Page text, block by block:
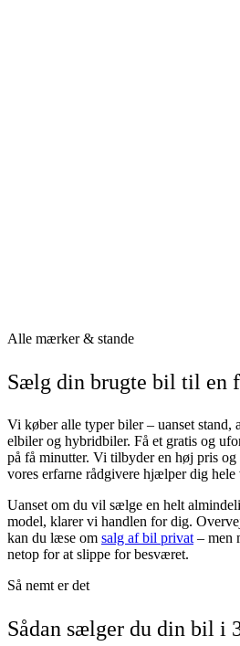
Alle mærker & stande
Sælg din brugte bil til en
Vi køber alle typer biler – uanset
elbiler og hybridbiler. Få et gratis og
på få minutter. Vi tilbyder en høj pris
vores erfarne rådgivere hjælper dig hele
Uanset om du vil sælge en helt
model, klarer vi handlen for dig.
kan du læse om salg af bil privat – men
netop for at slippe for besværet.
Så nemt er det
Sådan sælger du din bil i